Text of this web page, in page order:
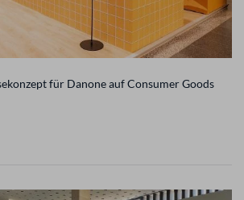
für Danone auf Consumer Goods